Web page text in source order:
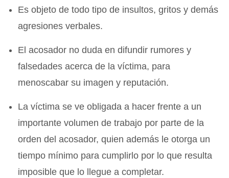
Es objeto de todo tipo de insultos, gritos y demás
agresiones verbales.
El acosador no duda en difundir rumores y
falsedades acerca de la víctima, para
menoscabar su imagen y reputación.
La víctima se ve obligada a hacer frente a un
importante volumen de trabajo por parte de la
orden del acosador, quien además le otorga un
tiempo mínimo para cumplirlo por lo que resulta
imposible que lo llegue a completar.